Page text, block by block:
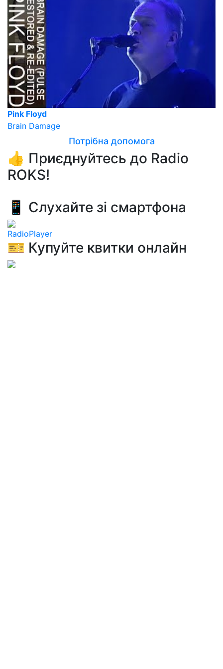
Pink Floyd
Brain Damage
Потрібна допомога
👍 Приєднуйтесь до Radio
ROKS!
📱 Слухайте зі смартфона
RadioPlayer
🎫 Купуйте квитки онлайн